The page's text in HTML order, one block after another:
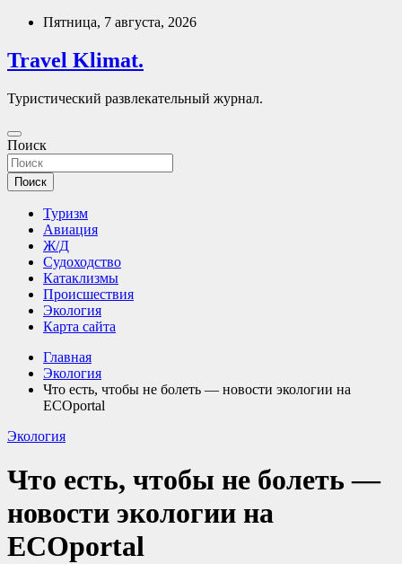
Перейти
содержимому
Пятница, 7 августа, 2026
Travel Klimat.
Туристический развлекательный журнал.
Поиск
Поиск
Туризм
Авиация
Ж/Д
Судоходство
Катаклизмы
Происшествия
Экология
Карта сайта
Главная
Экология
Что есть, чтобы не болеть — новости экологии на
ECOportal
Экология
Что есть, чтобы не болеть —
новости экологии на
ECOportal